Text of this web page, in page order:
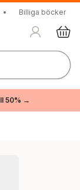
• Billiga böcker
50% →